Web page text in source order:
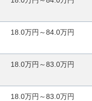
18.0万円～84.0万円
18.0万円～83.0万円
18.0万円～83.0万円